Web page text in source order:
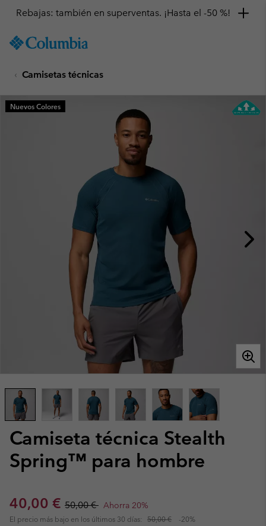
TO
SKIP
MAIN
NAV
Rebajas: también en superventas. ¡Hasta el -50 %!
Camisetas técnicas
Camiseta técnica Stealth
Spring™ para hombre
Sale price:
40,00 € Regular price:
50,00 € Ahorra 20%
El precio más bajo en los últimos 30 días: 50,00 € -20%
Nuevos Colores